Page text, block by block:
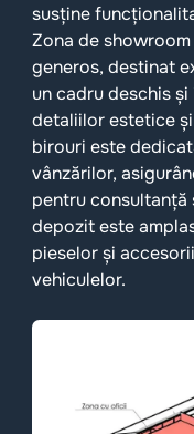
susține
Zona de
generos, destinat
un cadru deschis
detaliilor estetice
birouri este
vânzărilor,
pentru consultanță
depozit este
pieselor și
vehiculelor.